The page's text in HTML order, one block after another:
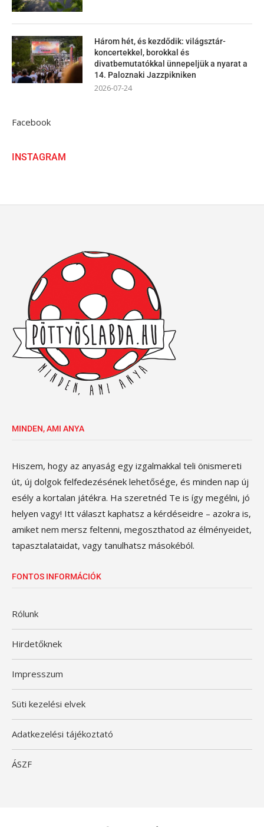
Három hét, és kezdődik: világsztár-
koncertekkel, borokkal és
divatbemutatókkal ünnepeljük a nyarat a
14. Paloznaki Jazzpikniken
2026-07-24
Facebook
INSTAGRAM
MINDEN, AMI ANYA
Hiszem, hogy az anyaság egy izgalmakkal teli önismereti
út, új dolgok felfedezésének lehetősége, és minden nap új
esély a kortalan játékra. Ha szeretnéd Te is így megélni, jó
helyen vagy! Itt választ kaphatsz a kérdéseidre – azokra is,
amiket nem mersz feltenni, megoszthatod az élményeidet,
tapasztalataidat, vagy tanulhatsz másokéból.
FONTOS INFORMÁCIÓK
Rólunk
Hirdetőknek
Impresszum
Süti kezelési elvek
Adatkezelési tájékoztató
ÁSZF